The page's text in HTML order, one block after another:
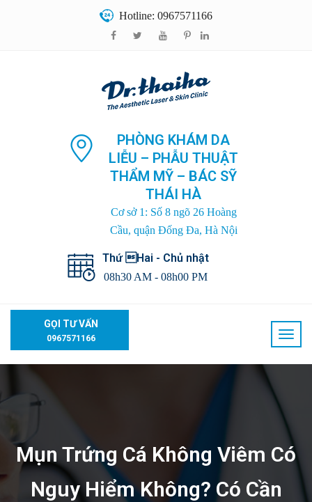
Hotline: 0967571166
PHÒNG KHÁM DA
LIỄU – PHẪU THUẬT
THẨM MỸ – BÁC SỸ
THÁI HÀ
Cơ sở 1: Số 8 ngõ 26 Hoàng
Cầu, quận Đống Đa, Hà Nội
Thứ Hai - Chủ nhật
08h30 AM - 08h00 PM
GỌI TƯ VẤN
0967571166
Mụn Trứng Cá Không Viêm Có
Nguy Hiểm Không? Có Cần